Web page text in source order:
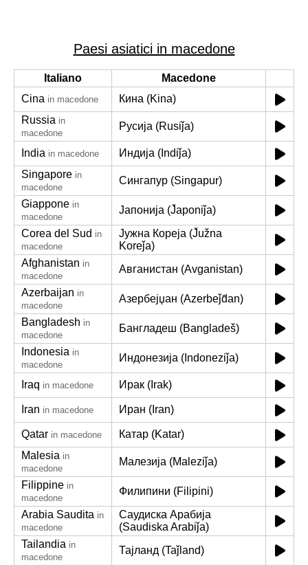
Paesi asiatici in macedone
Italiano
Macedone
Cina in macedone
Кина (Kina)
Russia in
macedone
Русија (Rusiǰa)
India in macedone
Индија (Indiǰa)
Singapore in
macedone
Сингапур (Singapur)
Giappone in
macedone
Јапонија (J̌aponiǰa)
Corea del Sud in
macedone
Јужна Кореја (J̌užna
Koreǰa)
Afghanistan in
macedone
Авганистан (Avganistan)
Azerbaijan in
macedone
Азербејџан (Azerbeǰd̂an)
Bangladesh in
macedone
Бангладеш (Bangladeš)
Indonesia in
macedone
Индонезија (Indoneziǰa)
Iraq in macedone Ирак (Irak)
Iran in macedone Иран (Iran)
Qatar in macedone
Катар (Katar)
Malesia in
macedone
Малезија (Maleziǰa)
Filippine in
macedone
Филипини (Filipini)
Arabia Saudita in
macedone
Саудиска Арабија
(Saudiska Arabiǰa)
Tailandia in
macedone
Тајланд (Taǰland)